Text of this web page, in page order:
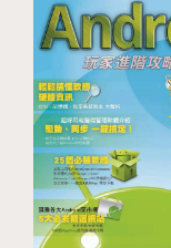
範例都圍繞著同
都套用到了該遊
尤其是，本書還
排讓讀者能夠循
在閱讀GoF的《
也可將本書當作
本書對於工程師
為本書所有關於